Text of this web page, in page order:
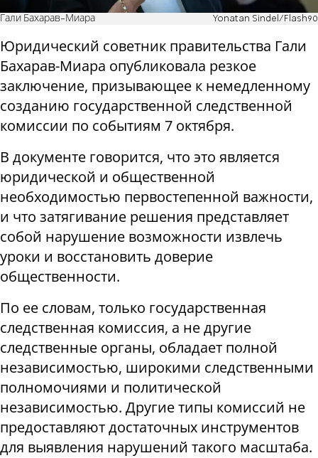
Гали Бахарав-Миара Yonatan Sindel/Flash90
Юридический советник правительства Гали
Бахарав-Миара опубликовала резкое
заключение, призывающее к немедленному
созданию государственной следственной
комиссии по событиям 7 октября.
В документе говорится, что это является
юридической и общественной
необходимостью первостепенной важности,
и что затягивание решения представляет
собой нарушение возможности извлечь
уроки и восстановить доверие
общественности.
По ее словам, только государственная
следственная комиссия, а не другие
следственные органы, обладает полной
независимостью, широкими следственными
полномочиями и политической
независимостью. Другие типы комиссий не
предоставляют достаточных инструментов
для выявления нарушений такого масштаба.